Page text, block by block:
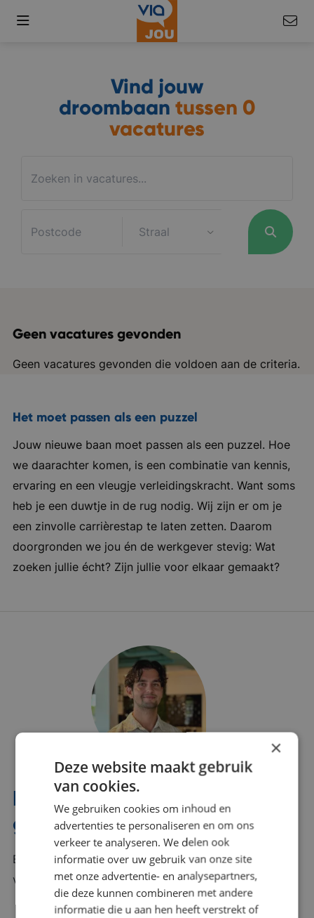
Vind jouw
droombaan tussen 0
vacatures
Geen vacatures gevonden
Geen vacatures gevonden die voldoen aan de criteria.
Het moet passen als een puzzel
Jouw nieuwe baan moet passen als een puzzel. Hoe
we daarachter komen, is een combinatie van kennis,
ervaring en een vleugje verleidingskracht. Want soms
heb je een duwtje in de rug nodig. Wij zijn er om je
een zinvolle carrièrestap te laten zetten. Daarom
doorgronden we jou én de werkgever stevig: Wat
zoeken jullie écht? Zijn jullie voor elkaar gemaakt?
Interesse? Benno helpt je
graag verder!
Bel of mail Benno met al jouw vragen. Benno staat
voor je klaar en helpt je graag!
×
Deze website maakt gebruik
van cookies.
We gebruiken cookies om inhoud en
advertenties te personaliseren en om ons
verkeer te analyseren. We delen ook
informatie over uw gebruik van onze site
met onze advertentie- en analysepartners,
die deze kunnen combineren met andere
informatie die u aan hen heeft verstrekt of